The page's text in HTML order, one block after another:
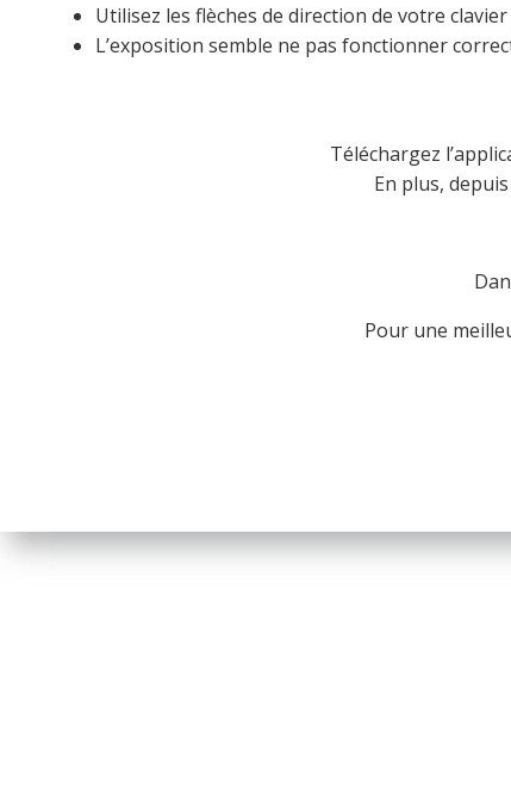
Utilisez les flèches de direction de votre
L’exposition semble ne pas fonctionner
Téléchargez
En plus,
Pour une